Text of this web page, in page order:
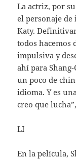
La actriz, por
el personaje de
Katy.
todos hacemos
impulsiva y
ahí para
un poco de
idioma. Y es
creo que
LI
En la película,